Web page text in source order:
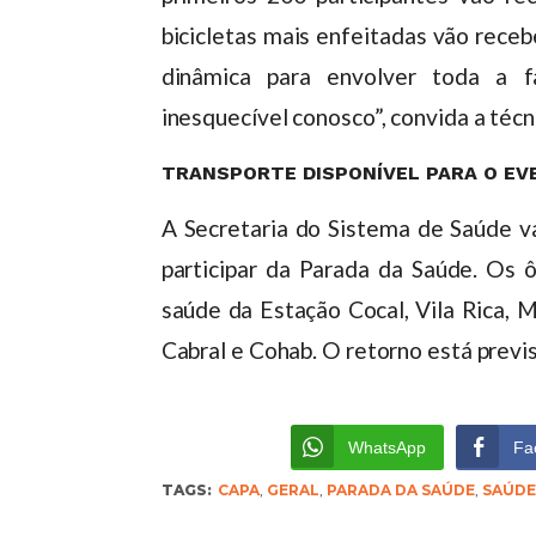
bicicletas mais enfeitadas vão
dinâmica para envolver toda a
inesquecível conosco”, convida a
TRANSPORTE DISPONÍVEL PARA O
A Secretaria do Sistema de Saúde
participar da Parada da Saúde. Os
saúde da Estação Cocal, Vila Rica,
Cabral e Cohab. O retorno está
WhatsApp
TAGS: CAPA, GERAL, PARADA DA SAÚDE, SAÚDE